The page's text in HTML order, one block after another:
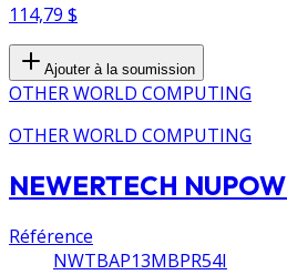
114,79 $
Ajouter à la soumission
OTHER WORLD COMPUTING
OTHER WORLD COMPUTING
NEWERTECH
Référence
NWTBAP13MBPR54I